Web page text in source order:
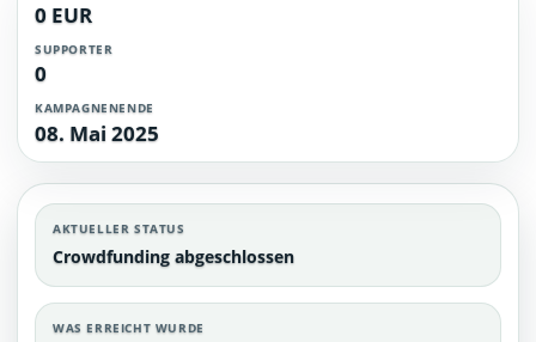
0 EUR
SUPPORTER
0
KAMPAGNENENDE
08. Mai 2025
AKTUELLER STATUS
Crowdfunding abgeschlossen
WAS ERREICHT WURDE